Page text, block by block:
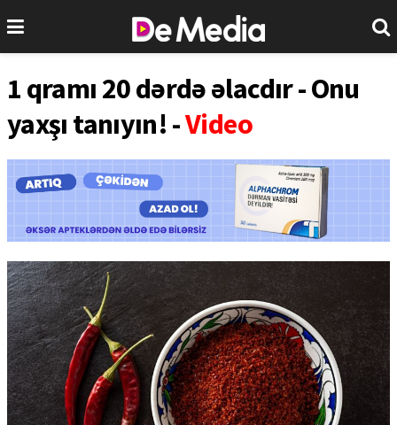
1 qramı 20 dərdə əlacdır - Onu
yaxşı tanıyın! -Video